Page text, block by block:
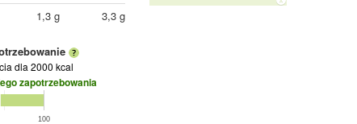
1,3 g 3,3 g
dla 2000 kcal
zapotrzebowania
100